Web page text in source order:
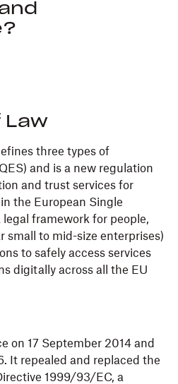
Law
three types of
and is a new regulation
and trust services for
the European Single
framework for people,
small to mid-size enterprises)
to safely access services
digitally across all the EU
on 17 September 2014 and
It repealed and replaced the
1999/93/EC, a